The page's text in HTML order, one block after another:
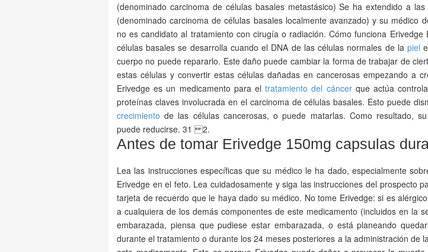
(denominado carcinoma de células basales metastásico) Se ha extendido a
(denominado carcinoma de células basales localmente avanzado) y su médico
no es candidato al tratamiento con cirugía o radiación. Cómo funciona Erivedge
células basales se desarrolla cuando el DNA de las células normales de lapiel
cuerpo no puede repararlo. Este daño puede cambiar la forma de trabajar de
estas células y convertir estas células dañadas en cancerosas empezando a
Erivedge es un medicamento para eltratamiento del cáncerque actúa
proteínas claves involucrada en el carcinoma de células basales. Esto puede
crecimiento de las células cancerosas, o puede matarlas. Como resultado,
puede reducirse. 31 2.
Antes de tomar Erivedge 150mg capsulas
Lea las instrucciones específicas que su médico le ha dado, especialmente
Erivedge en el feto. Lea cuidadosamente y siga las instrucciones del prospecto
tarjeta de recuerdo que le haya dado su médico. No tome Erivedge: si es
a cualquiera de los demás componentes de este medicamento (incluidos en la
embarazada, piensa que pudiese estar embarazada, o está planeando
durante el tratamiento o durante los 24 meses posteriores a la administración de